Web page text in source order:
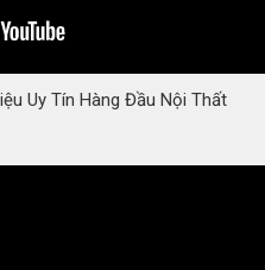
Uy Tín Hàng Đầu Nội Thất